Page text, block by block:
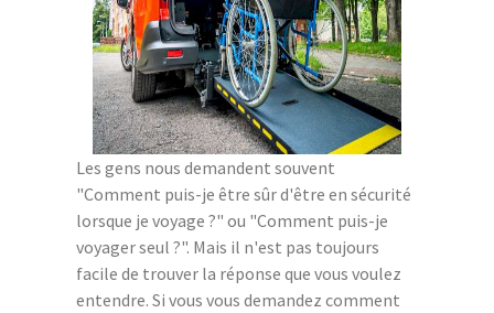
Les gens nous demandent souvent
"Comment puis-je être sûr d'être en sécurité
lorsque je voyage ?" ou "Comment puis-je
voyager seul ?". Mais il n'est pas toujours
facile de trouver la réponse que vous voulez
entendre. Si vous vous demandez comment